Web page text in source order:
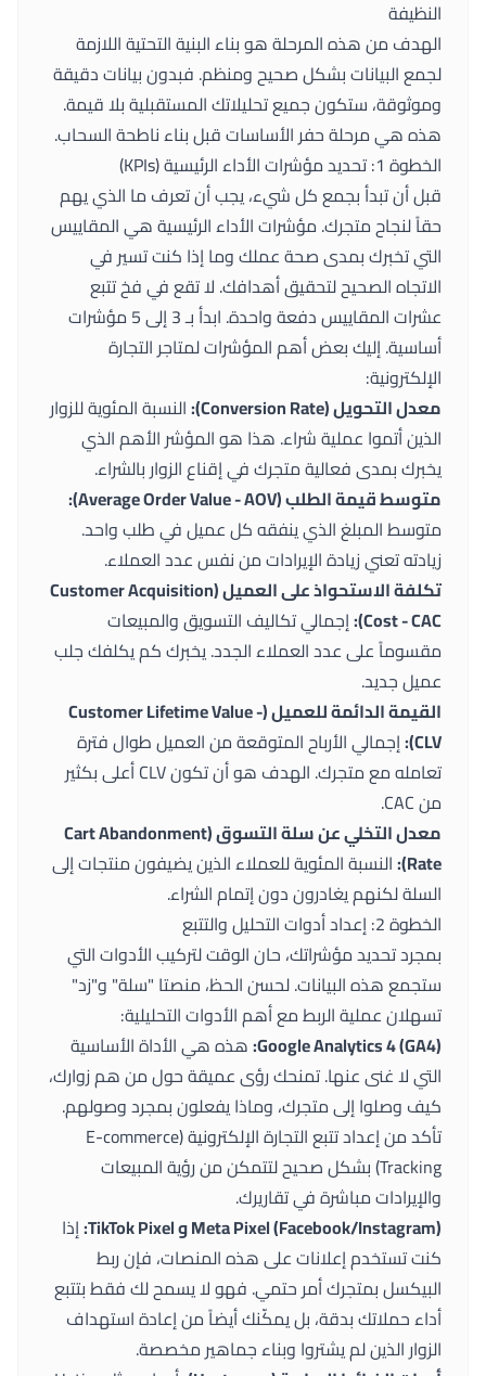
النظيفة
الهدف من هذه المرحلة هو بناء البنية التحتية اللازمة
لجمع البيانات بشكل صحيح ومنظم. فبدون بيانات دقيقة
وموثوقة، ستكون جميع تحليلاتك المستقبلية بلا قيمة.
هذه هي مرحلة حفر الأساسات قبل بناء ناطحة السحاب.
الخطوة 1: تحديد مؤشرات الأداء الرئيسية (KPIs)
قبل أن تبدأ بجمع كل شيء، يجب أن تعرف ما الذي يهم
حقاً لنجاح متجرك. مؤشرات الأداء الرئيسية هي المقاييس
التي تخبرك بمدى صحة عملك وما إذا كنت تسير في
الاتجاه الصحيح لتحقيق أهدافك. لا تقع في فخ تتبع
عشرات المقاييس دفعة واحدة. ابدأ بـ 3 إلى 5 مؤشرات
أساسية. إليك بعض أهم المؤشرات لمتاجر التجارة
الإلكترونية:
معدل التحويل (Conversion Rate):
النسبة المئوية للزوار
الذين أتموا عملية شراء. هذا هو المؤشر الأهم الذي
يخبرك بمدى فعالية متجرك في إقناع الزوار بالشراء.
متوسط قيمة الطلب (Average Order Value - AOV):
متوسط المبلغ الذي ينفقه كل عميل في طلب واحد.
زيادته تعني زيادة الإيرادات من نفس عدد العملاء.
تكلفة الاستحواذ على العميل (Customer Acquisition
Cost - CAC): إجمالي تكاليف التسويق والمبيعات
مقسوماً على عدد العملاء الجدد. يخبرك كم يكلفك جلب
عميل جديد.
القيمة الدائمة للعميل (Customer Lifetime Value -
CLV): إجمالي الأرباح المتوقعة من العميل طوال فترة
تعامله مع متجرك. الهدف هو أن تكون CLV أعلى بكثير
من CAC.
معدل التخلي عن سلة التسوق (Cart Abandonment
Rate): النسبة المئوية للعملاء الذين يضيفون منتجات إلى
السلة لكنهم يغادرون دون إتمام الشراء.
الخطوة 2: إعداد أدوات التحليل والتتبع
بمجرد تحديد مؤشراتك، حان الوقت لتركيب الأدوات التي
ستجمع هذه البيانات. لحسن الحظ، منصتا "سلة" و"زد"
تسهلان عملية الربط مع أهم الأدوات التحليلية:
Google Analytics 4 (GA4): هذه هي الأداة الأساسية
التي لا غنى عنها. تمنحك رؤى عميقة حول من هم زوارك،
كيف وصلوا إلى متجرك، وماذا يفعلون بمجرد وصولهم.
تأكد من إعداد تتبع التجارة الإلكترونية (E-commerce
Tracking) بشكل صحيح لتتمكن من رؤية المبيعات
والإيرادات مباشرة في تقاريرك.
Meta Pixel (Facebook/Instagram) و TikTok Pixel:
إذا
كنت تستخدم إعلانات على هذه المنصات، فإن ربط
البيكسل بمتجرك أمر حتمي. فهو لا يسمح لك فقط بتتبع
أداء حملاتك بدقة، بل يمكّنك أيضاً من إعادة استهداف
الزوار الذين لم يشتروا وبناء جماهير مخصصة.